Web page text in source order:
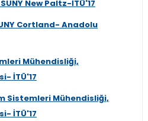
New Paltz-İTÜ'17
Cortland- Anadolu
Mühendisliği,
İTÜ'17
Sistemleri Mühendisliği,
İTÜ'17